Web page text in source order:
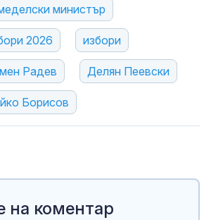
министър
2026 избори
Радев Делян Пеевски
Борисов
на коментар